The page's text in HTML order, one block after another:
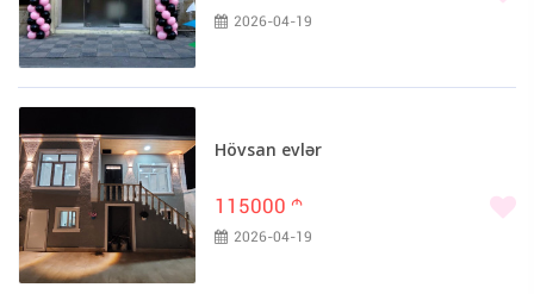
2026-04-19
Hövsan evlər
115000 m
2026-04-19